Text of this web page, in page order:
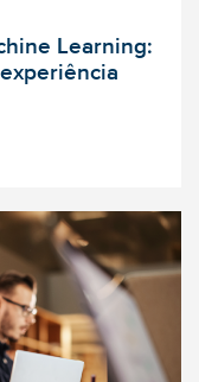
Learning: